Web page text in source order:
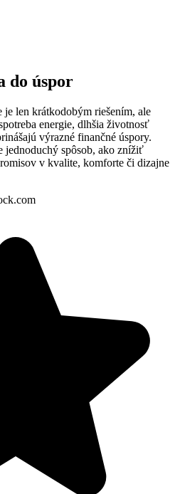
do úspor
len krátkodobým riešením, ale
energie, dlhšia životnosť
výrazné finančné úspory.
jednoduchý spôsob, ako znížiť
v kvalite, komforte či dizajne